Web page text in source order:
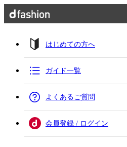
はじめての方へ
ガイド一覧
よくあるご質問
会員登録 / ログイン